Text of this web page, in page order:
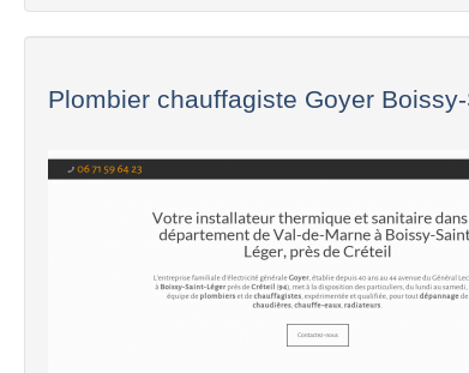
Plombier chauffagiste Goyer